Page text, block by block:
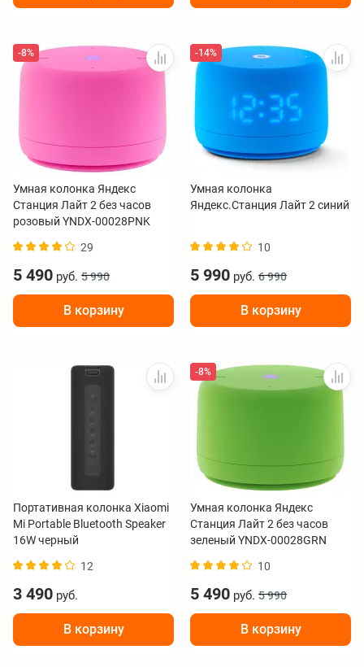
-8%
Умная колонка Яндекс
Станция Лайт 2 без часов
розовый YNDX-00028PNK
29
5 490 руб. 5 990
В корзину
-14%
Умная колонка
Яндекс.Станция Лайт 2 синий
10
5 990 руб. 6 990
В корзину
Портативная колонка Xiaomi
Mi Portable Bluetooth Speaker
16W черный
12
3 490 руб.
В корзину
-8%
Умная колонка Яндекс
Станция Лайт 2 без часов
зеленый YNDX-00028GRN
10
5 490 руб. 5 990
В корзину